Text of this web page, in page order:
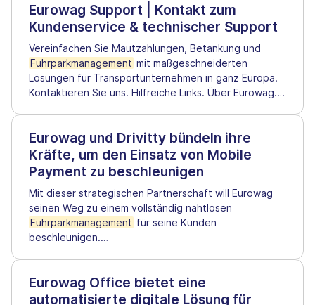
Eurowag Support | Kontakt zum
Kundenservice & technischer Support
Vereinfachen Sie Mautzahlungen, Betankung und
Fuhrparkmanagement mit maßgeschneiderten
Lösungen für Transportunternehmen in ganz Europa.
Kontaktieren Sie uns. Hilfreiche Links. Über Eurowag.…
Eurowag und Drivitty bündeln ihre
Kräfte, um den Einsatz von Mobile
Payment zu beschleunigen
Mit dieser strategischen Partnerschaft will Eurowag
seinen Weg zu einem vollständig nahtlosen
Fuhrparkmanagement für seine Kunden
beschleunigen.…
Eurowag Office bietet eine
automatisierte digitale Lösung für